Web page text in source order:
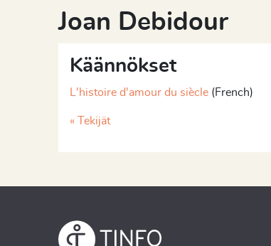
Joan Debidour
Käännökset
L'histoire d'amour du siècle (French)
« Tekijät